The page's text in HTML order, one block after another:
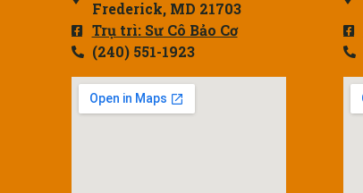
Frederick, MD 21703
Trụ trì: Sư Cô Bảo Cơ
(240) 551-1923